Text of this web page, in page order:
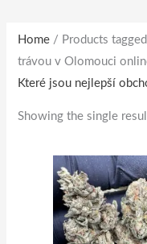
Home / Products
trávou v Olomouci
Které jsou nejlepší
Showing the single
has